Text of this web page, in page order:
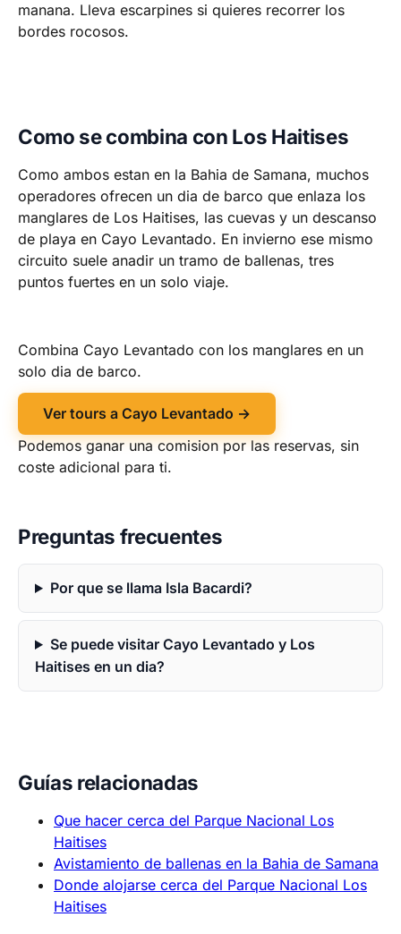
manana. Lleva escarpines si quieres recorrer los
bordes rocosos.
Como se combina con Los Haitises
Como ambos estan en la Bahia de Samana, muchos
operadores ofrecen un dia de barco que enlaza los
manglares de Los Haitises, las cuevas y un descanso
de playa en Cayo Levantado. En invierno ese mismo
circuito suele anadir un tramo de ballenas, tres
puntos fuertes en un solo viaje.
Combina Cayo Levantado con los manglares en un
solo dia de barco.
Ver tours a Cayo Levantado →
Podemos ganar una comision por las reservas, sin
coste adicional para ti.
Preguntas frecuentes
Por que se llama Isla Bacardi?
Se puede visitar Cayo Levantado y Los
Haitises en un dia?
Guías relacionadas
Que hacer cerca del Parque Nacional Los
Haitises
Avistamiento de ballenas en la Bahia de Samana
Donde alojarse cerca del Parque Nacional Los
Haitises